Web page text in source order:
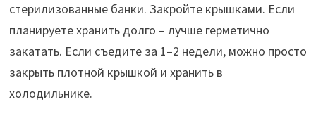
стерилизованные банки. Закройте крышками. Если
планируете хранить долго – лучше герметично
закатать. Если съедите за 1–2 недели, можно просто
закрыть плотной крышкой и хранить в
холодильнике.